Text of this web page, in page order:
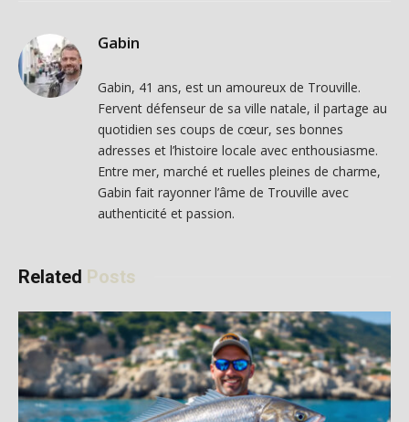
Gabin
Gabin, 41 ans, est un amoureux de Trouville.
Fervent défenseur de sa ville natale, il partage au
quotidien ses coups de cœur, ses bonnes
adresses et l’histoire locale avec enthousiasme.
Entre mer, marché et ruelles pleines de charme,
Gabin fait rayonner l’âme de Trouville avec
authenticité et passion.
Related Posts